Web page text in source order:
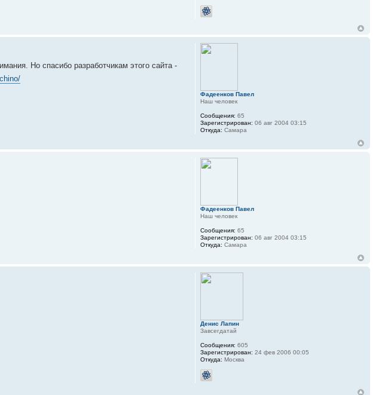
Но спасибо разработчикам этого сайта -
Фадеенков Павел
Наш человек
Сообщения: 65
Зарегистрирован: 06 авг 2004 03:15
Откуда: Самара
Фадеенков Павел
Наш человек
Сообщения: 65
Зарегистрирован: 06 авг 2004 03:15
Откуда: Самара
Денис Лапин
Завсегдатай
Сообщения: 605
Зарегистрирован: 24 фев 2006 00:05
Откуда: Москва